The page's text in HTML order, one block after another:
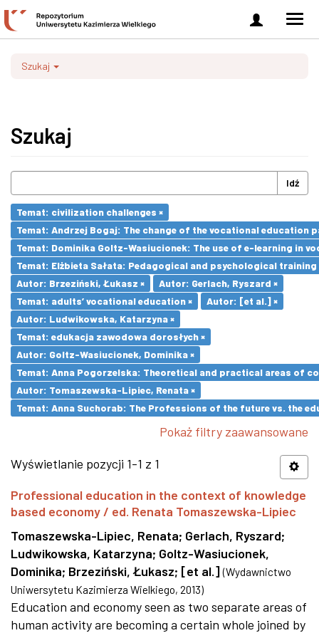
Zaloguj
się
Szukaj
Szukaj
Idź
Temat: civilization challenges ×
Temat: Andrzej Bogaj: The change of the vocational education
Temat: Dominika Goltz-Wasiucionek: The use of e-learning in
Temat: Elżbieta Sałata: Pedagogical and psychological
Autor: Brzeziński, Łukasz ×
Autor: Gerlach, Ryszard ×
Temat: adults’ vocational education ×
Autor: [et al.] ×
Autor: Ludwikowska, Katarzyna ×
Temat: edukacja zawodowa dorosłych ×
Autor: Goltz-Wasiucionek, Dominika ×
Temat: Anna Pogorzelska: Theoretical and practical areas of
Autor: Tomaszewska-Lipiec, Renata ×
Temat: Anna Suchorab: The Professions of the future vs. the
Pokaż filtry zaawansowane
Wyświetlanie pozycji 1-1 z 1
Professional education in the context of knowledge
based economy / ed. Renata Tomaszewska-Lipiec
Tomaszewska-Lipiec, Renata; Gerlach, Ryszard;
Ludwikowska, Katarzyna; Goltz-Wasiucionek,
Dominika; Brzeziński, Łukasz; [et al.] (Wydawnictwo
Uniwersytetu Kazimierza Wielkiego, 2013)
Education and economy seen as two separate areas of
human activity are becoming a certain whole joined by